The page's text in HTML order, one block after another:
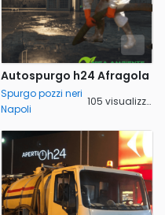
Autospurgo h24 Afragola
Spurgo pozzi neri
Napoli
105 visualizzazioni